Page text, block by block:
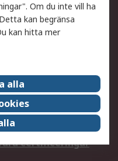
din order
Fördelar med RS-konto
Centre
certificeringar
Om du inte vill ha
kan begränsa
kan hitta mer
alla